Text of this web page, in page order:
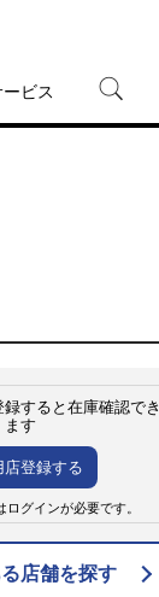
ービス
すると在庫確認でき
ます
店登録する
ログインが必要です。
店舗を探す